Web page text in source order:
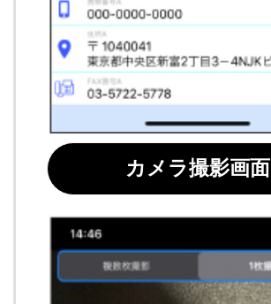
カメラ撮影画面